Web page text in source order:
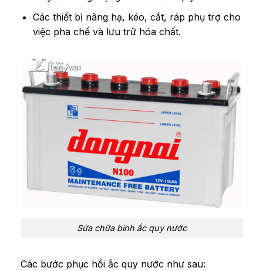
Các thiết bị nâng hạ, kéo, cắt, ráp phụ trợ cho
việc pha chế và lưu trữ hóa chất.
Sửa chữa bình ắc quy nước
Các bước phục hồi ắc quy nước như sau: